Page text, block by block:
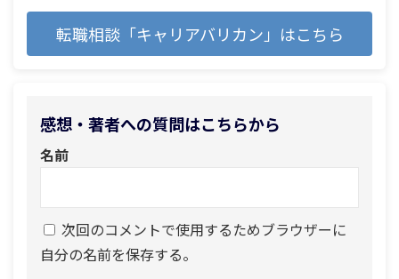
転職相談「キャリアバリカン」はこちら
感想・著者への質問はこちらから
名前
次回のコメントで使用するためブラウザーに
自分の名前を保存する。